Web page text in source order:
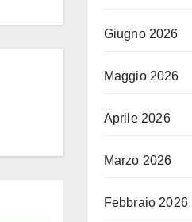
Giugno 2026
Maggio 2026
Aprile 2026
Marzo 2026
Febbraio 2026